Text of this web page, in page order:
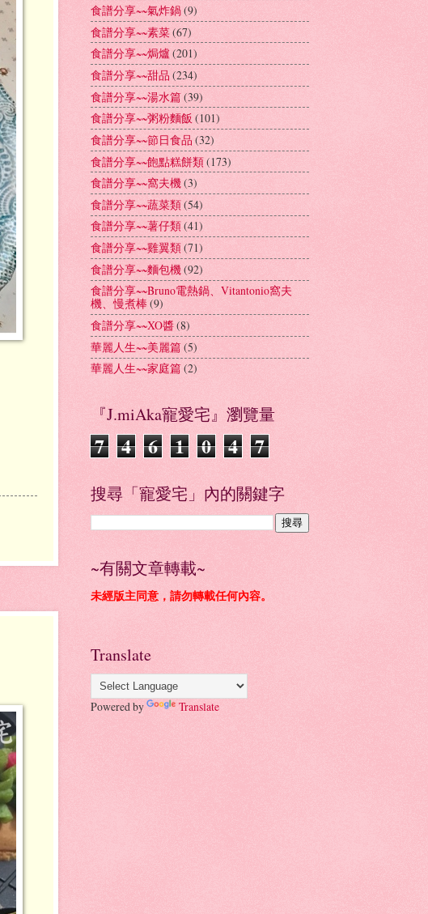
食譜分享~~氣炸鍋(9)
食譜分享~~素菜(67)
食譜分享~~焗爐 (201)
食譜分享~~甜品 (234)
食譜分享~~湯水篇(39)
食譜分享~~粥粉麵飯 (101)
食譜分享~~節日食品 (32)
食譜分享~~飽點糕餅類(173)
食譜分享~~窩夫機(3)
食譜分享~~蔬菜類(54)
食譜分享~~薯仔類(41)
食譜分享~~雞翼類(71)
食譜分享~~麵包機(92)
食譜分享~~Bruno電熱鍋、Vitantonio窩夫
機、慢煮棒(9)
食譜分享~~XO醬(8)
華麗人生~~美麗篇(5)
華麗人生~~家庭篇(2)
『J.miAka寵愛宅』瀏覽量
7 4 6 1 0 4 7
搜尋「寵愛宅」內的關鍵字
~有關文章轉載~
未經版主同意，請勿轉載任何內容。
Translate
Powered by Translate